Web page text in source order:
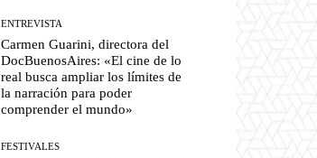
ENTREVISTA
Carmen Guarini, directora del
DocBuenosAires: «El cine de lo
real busca ampliar los límites de
la narración para poder
comprender el mundo»
FESTIVALES